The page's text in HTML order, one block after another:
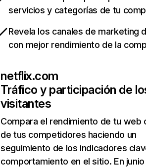
servicios y categorías de tu
Revela los canales de marketing
con mejor rendimiento de la
netflix.com
Tráfico y participación de
visitantes
Compara el rendimiento de tu web
de tus competidores haciendo un
seguimiento de los indicadores
comportamiento en el sitio. En junio